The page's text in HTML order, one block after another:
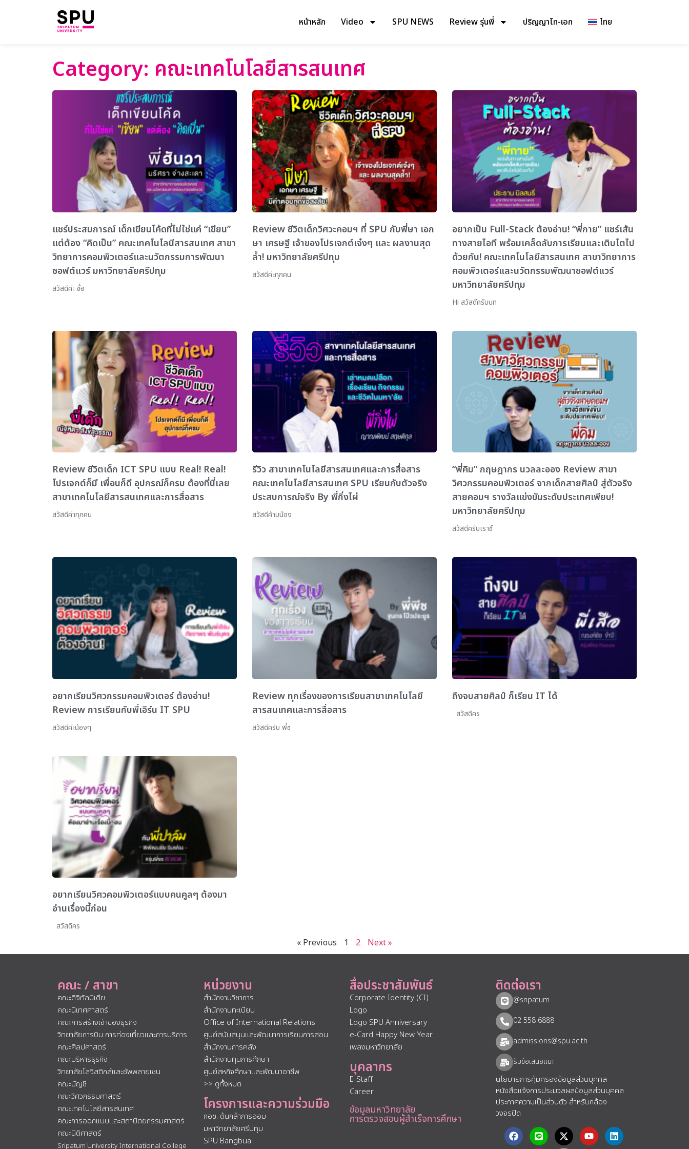
หน้าหลัก Video SPU NEWS Review รุ่นพี่ ปริญญาโท-เอก ไทย
Category: คณะเทคโนโลยีสารสนเทศ
แชร์ประสบการณ์ เด็กเขียนโค้ดที่ไม่ใช่แค่ “เขียน”
แต่ต้อง “คิดเป็น” คณะเทคโนโลนีสารสนเทศ สาขา
วิทยาการคอมพิวเตอร์และนวัตกรรมการพัฒนา
ซอฟต์แวร์ มหาวิทยาลัยศรีปทุม
สวัสดีค่ะ ชื่อ
Review ชีวิตเด็กวิศวะคอมฯ ที่ SPU กับพี่ษา เอก
ษา เศรษฐี เจ้าของโปรเจกต์เจ๋งๆ และ ผลงานสุด
ล้ำ! มหาวิทยาลัยศรีปทุม
สวัสดีค่ะทุกคน
อยากเป็น Full-Stack ต้องอ่าน! “พี่กาย” แชร์เส้น
ทางสายไอที พร้อมเคล็ดลับการเรียนและเติบโตไป
ด้วยกัน! คณะเทคโนโลยีสารสนเทศ สาขาวิทยาการ
คอมพิวเตอร์และนวัตกรรมพัฒนาซอฟต์แวร์
มหาวิทยาลัยศรีปทุม
Hi สวัสดีครับบท
Review ชีวิตเด็ก ICT SPU แบบ Real! Real!
โปรเจกต์ก็มี เพื่อนก็ดี อุปกรณ์ก็ครบ ต้องที่นี่เลย
สาขาเทคโนโลยีสารสนเทศและการสื่อสาร
สวัสดีค่าทุกคน
รีวิว สาขาเทคโนโลยีสารสนเทศและการสื่อสาร
คณะเทคโนโลยีสารสนเทศ SPU เรียนกับตัวจริง
ประสบการณ์จริง By พี่กิ่งไผ่
สวัสดีค้าบน้อง
“พี่คิม” กฤษฎากร นวลละออง Review สาขา
วิศวกรรมคอมพิวเตอร์ จากเด็กสายศิลป์ สู่ตัวจริง
สายคอมฯ รางวัลแข่งขันระดับประเทศเพียบ!
มหาวิทยาลัยศรีปทุม
สวัสดีครับเราชื
อยากเรียนวิศวกรรมคอมพิวเตอร์ ต้องอ่าน!
Review การเรียนกับพี่เอิร์น IT SPU
สวัสดีค่ะน้องๆ
Review ทุกเรื่องของการเรียนสาขาเทคโนโลยี
สารสนเทศและการสื่อสาร
สวัสดีครับ พี่ช
ถึงจบสายศิลป์ ก็เรียน IT ได้
สวัสดีคร
อยากเรียนวิศวคอมพิวเตอร์แบบคนคูลๆ ต้องมา
อ่านเรื่องนี้ก่อน
สวัสดีคร
« Previous 1 2 Next »
คณะ / สาขา
คณะดิจิทัลมีเดีย
คณะนิเทศศาสตร์
คณะการสร้างเจ้าของธุรกิจ
วิทยาลัยการบิน การท่องเที่ยวและการบริการ
คณะศิลปศาสตร์
คณะบริหารธุรกิจ
วิทยาลัยโลจิสติกส์และซัพพลายเชน
คณะบัญชี
คณะวิศวกรรมศาสตร์
คณะเทคโนโลยีสารสนเทศ
คณะการออกแบบและสถาปัตยกรรมศาสตร์
คณะนิติศาสตร์
Sripatum University International College
หน่วยงาน
สำนักงานวิชาการ
สำนักงานทะเบียน
Office of International Relations
ศูนย์สนับสนุนและพัฒนาการเรียนการสอน
สำนักงานการคลัง
สำนักงานทุนการศึกษา
ศูนย์สหกิจศึกษาและพัฒนาอาชีพ
>> ดูทั้งหมด
โครงการและความร่วมมือ
กอช. ต้นกล้าการออม
มหาวิทยาลัยศรีปทุม
SPU Bangbua
สื่อประชาสัมพันธ์
Corporate Identity (CI)
Logo
Logo SPU Anniversary
e-Card Happy New Year
เพลงมหาวิทยาลัย
บุคลากร
E-Staff
Career
ข้อมูลมหาวิทยาลัย
การตรวจสอบผู้สำเร็จการศึกษา
ติดต่อเรา
@sripatum
02 558 6888
admissions@spu.ac.th
รับข้อเสนอแนะ​
นโยบายการคุ้มครองข้อมูลส่วนบุคคล
หนังสือแจ้งการประมวลผลข้อมูลส่วนบุคคล
ประกาศความเป็นส่วนตัว สำหรับกล้อง
วงจรปิด